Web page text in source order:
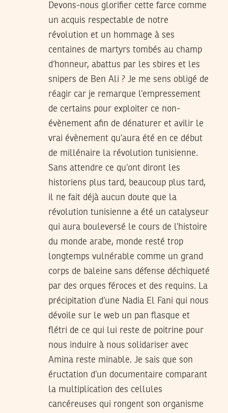
Devons-nous glorifier cette farce comme
un acquis respectable de notre
révolution et un hommage à ses
centaines de martyrs tombés au champ
d’honneur, abattus par les sbires et les
snipers de Ben Ali ? Je me sens obligé de
réagir car je remarque l’empressement
de certains pour exploiter ce non-
évènement afin de dénaturer et avilir le
vrai évènement qu’aura été en ce début
de millénaire la révolution tunisienne.
Sans attendre ce qu’ont diront les
historiens plus tard, beaucoup plus tard,
il ne fait déjà aucun doute que la
révolution tunisienne a été un catalyseur
qui aura bouleversé le cours de l’histoire
du monde arabe, monde resté trop
longtemps vulnérable comme un grand
corps de baleine sans défense déchiqueté
par des orques féroces et des requins. La
précipitation d’une Nadia El Fani qui nous
dévoile sur le web un pan flasque et
flétri de ce qui lui reste de poitrine pour
nous induire à nous solidariser avec
Amina reste minable. Je sais que son
éructation d’un documentaire comparant
la multiplication des cellules
cancéreuses qui rongent son organisme